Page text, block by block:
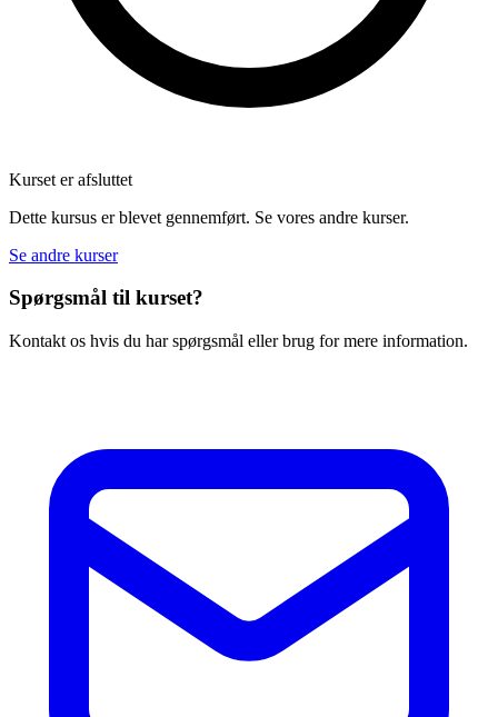
Kurset er afsluttet
Dette kursus er blevet gennemført. Se vores andre kurser.
Se andre kurser
Spørgsmål til kurset?
Kontakt os hvis du har spørgsmål eller brug for mere information.